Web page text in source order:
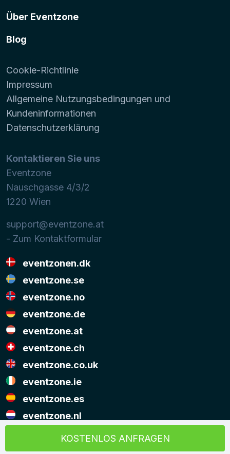
KOSTENLOS ANFRAGEN
Über Eventzone
Blog
Cookie-Richtlinie
Impressum
Allgemeine Nutzungsbedingungen und
Kundeninformationen
Datenschutzerklärung
Kontaktieren Sie uns
Eventzone
Nauschgasse 4/3/2
1220 Wien
support@eventzone.at
- Zum Kontaktformular
eventzonen.dk
eventzone.se
eventzone.no
eventzone.de
eventzone.at
eventzone.ch
eventzone.co.uk
eventzone.ie
eventzone.es
eventzone.nl
© Copyright Eventzone 2026